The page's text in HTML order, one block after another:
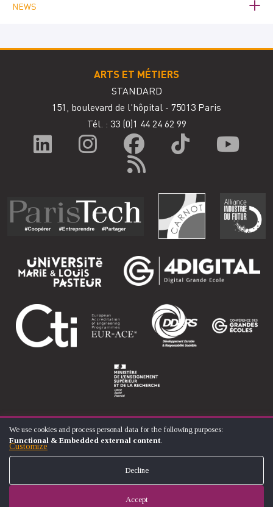
NEWS
ARTS ET MÉTIERS
STANDARD
151, boulevard de l'hôpital - 75013 Paris
Tél. : 33 (0)1 44 24 62 99
© ÉCOLE NATIONALE SUPÉRIEURE D'ARTS ET MÉTIERS
LEGAL NOTICES
USE
OF
PERSONAL
COOKIES
We use cookies and process personal data for the following purposes:
Functional & Embedded external content.
Customize
Decline
Accept